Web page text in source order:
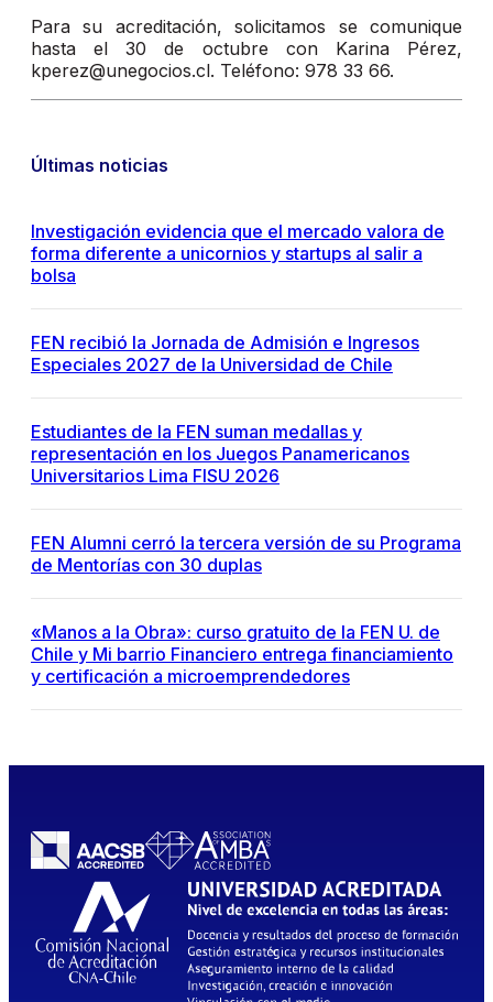
Para su acreditación, solicitamos se comunique
hasta el 30 de octubre con Karina Pérez,
kperez@unegocios.cl. Teléfono: 978 33 66.
Últimas noticias
Investigación evidencia que el mercado valora de
forma diferente a unicornios y startups al salir a
bolsa
FEN recibió la Jornada de Admisión e Ingresos
Especiales 2027 de la Universidad de Chile
Estudiantes de la FEN suman medallas y
representación en los Juegos Panamericanos
Universitarios Lima FISU 2026
FEN Alumni cerró la tercera versión de su Programa
de Mentorías con 30 duplas
«Manos a la Obra»: curso gratuito de la FEN U. de
Chile y Mi barrio Financiero entrega financiamiento
y certificación a microemprendedores